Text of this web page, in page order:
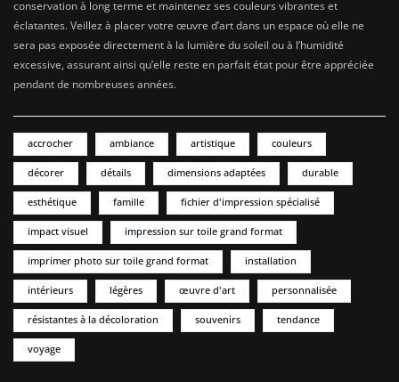
conservation à long terme et maintenez ses couleurs vibrantes et
éclatantes. Veillez à placer votre œuvre d’art dans un espace où elle ne
sera pas exposée directement à la lumière du soleil ou à l’humidité
excessive, assurant ainsi qu’elle reste en parfait état pour être appréciée
pendant de nombreuses années.
accrocher ambiance artistique couleurs
décorer détails dimensions adaptées durable
esthétique famille fichier d'impression spécialisé
impact visuel impression sur toile grand format
imprimer photo sur toile grand format installation
intérieurs légères œuvre d'art personnalisée
résistantes à la décoloration souvenirs tendance
voyage